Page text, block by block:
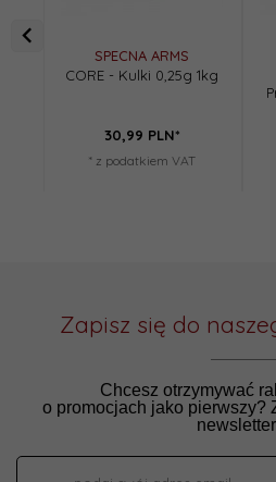
SPECNA ARMS
CORE - Kulki 0,25g 1kg
30,99 PLN*
* z podatkiem VAT
Zapisz się do
Chcesz otrzymywać
o promocjach jako pierwszy?